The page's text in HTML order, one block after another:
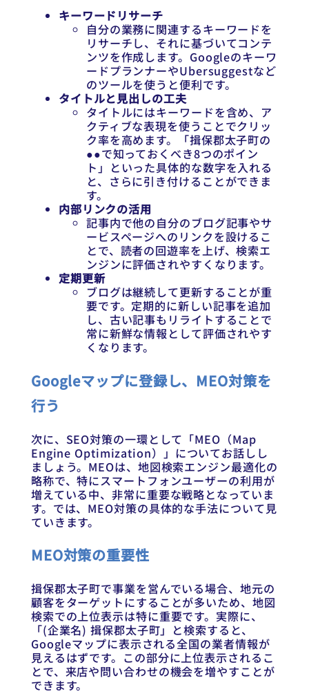
キーワードリサーチ
自分の業務に関連するキーワードを
リサーチし、それに基づいてコンテ
ンツを作成します。Googleのキーワ
ードプランナーやUbersuggestなど
のツールを使うと便利です。
タイトルと見出しの工夫
タイトルにはキーワードを含め、ア
クティブな表現を使うことでクリッ
ク率を高めます。「揖保郡太子町の
●●で知っておくべき8つのポイン
ト」といった具体的な数字を入れる
と、さらに引き付けることができま
す。
内部リンクの活用
記事内で他の自分のブログ記事やサ
ービスページへのリンクを設けるこ
とで、読者の回遊率を上げ、検索エ
ンジンに評価されやすくなります。
定期更新
ブログは継続して更新することが重
要です。定期的に新しい記事を追加
し、古い記事もリライトすることで
常に新鮮な情報として評価されやす
くなります。
Googleマップに登録し、MEO対策を
行う
次に、SEO対策の一環として「MEO（Map
Engine Optimization）」についてお話しし
ましょう。MEOは、地図検索エンジン最適化の
略称で、特にスマートフォンユーザーの利用が
増えている中、非常に重要な戦略となっていま
す。では、MEO対策の具体的な手法について見
ていきます。
MEO対策の重要性
揖保郡太子町で事業を営んでいる場合、地元の
顧客をターゲットにすることが多いため、地図
検索での上位表示は特に重要です。実際に、
「(企業名) 揖保郡太子町」と検索すると、
Googleマップに表示される全国の業者情報が
見えるはずです。この部分に上位表示されるこ
とで、来店や問い合わせの機会を増やすことが
できます。